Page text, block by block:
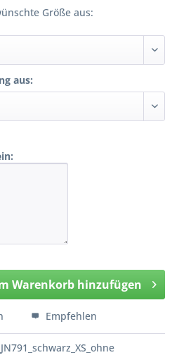
Größe aus:
aus:
Warenkorb hinzufügen
Hinzugefügt
Empfehlen